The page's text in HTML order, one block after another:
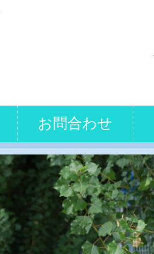
お問合わせ